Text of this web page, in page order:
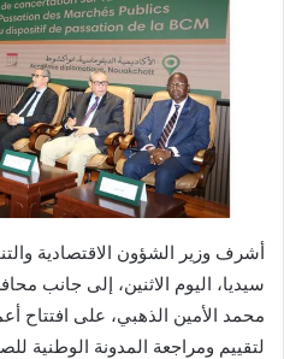
أشرف وزير الشؤون الاقتصادية
سيديا، اليوم الاثنين، إلى جانب
محمد الأمين الذهبي، على افتتاح
لتقييم ومراجعة المدونة الوطنية